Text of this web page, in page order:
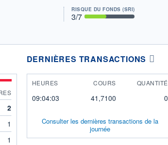
RISQUE DU FONDS (SRI)
3/7
2
1
1
DERNIÈRES TRANSACTIONS
HEURES COURS QUANTITÉ
09:04:03 41,7100 0
Consulter les dernières transactions de la
journée